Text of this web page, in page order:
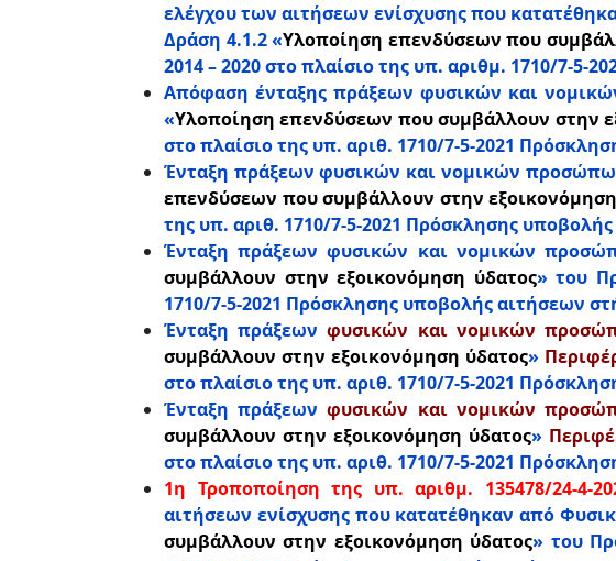
ελέγχου των αιτήσεων ενίσχυσης που
Δράση 4.1.2 «Υλοποίηση επενδύσεων που
2014 – 2020 στο πλαίσιο της υπ. αριθμ. 1710/7-5-
Απόφαση ένταξης πράξεων φυσικών και
«Υλοποίηση επενδύσεων που συμβάλλουν στην
στο πλαίσιο της υπ. αριθ. 1710/7-5-2021
Ένταξη πράξεων φυσικών και νομικών
επενδύσεων που συμβάλλουν στην
της υπ. αριθ. 1710/7-5-2021 Πρόσκλησης
Ένταξη πράξεων φυσικών και νομικών
συμβάλλουν στην εξοικονόμηση ύδατος» του
1710/7-5-2021 Πρόσκλησης υποβολής αιτήσεων
Ένταξη πράξεωνφυσικών και νομικών
συμβάλλουν στην εξοικονόμηση ύδατος»
στο πλαίσιο της υπ. αριθ. 1710/7-5-2021
Ένταξη πράξεωνφυσικών και νομικών
συμβάλλουν στην εξοικονόμηση ύδατος»
στο πλαίσιο της υπ. αριθ. 1710/7-5-2021
1η Τροποποίηση της υπ. αριθμ. 135478/24-4-
αιτήσεων ενίσχυσης που κατατέθηκαν από
συμβάλλουν στην εξοικονόμηση ύδατος» του